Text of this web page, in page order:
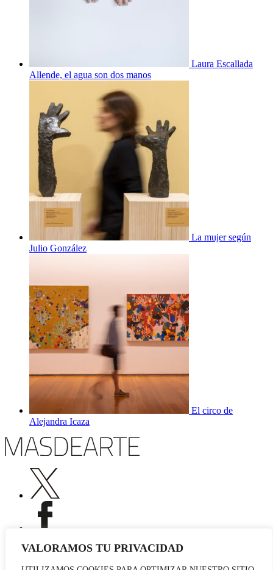
VALORAMOS TU PRIVACIDAD
Laura Escallada
Allende, el agua son dos manos
La mujer según
Julio González
El circo de
Alejandra Icaza